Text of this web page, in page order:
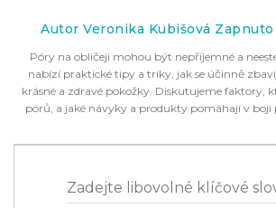
Autor Veronika Kubišová
Póry na obličeji mohou být nepříjemné a
nabízí praktické tipy a triky, jak se účinně
krásné a zdravé pokožky. Diskutujeme faktory,
pórů, a jaké návyky a produkty pomáhají v boji
Zadejte libovolné klíčové